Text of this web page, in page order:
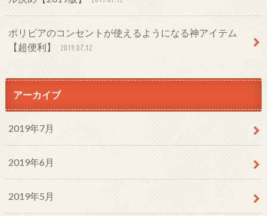
ボリビアのコンセントが使えるようになる神アイテム
【超便利】
2019.07.12
アーカイブ
2019年7月
2019年6月
2019年5月